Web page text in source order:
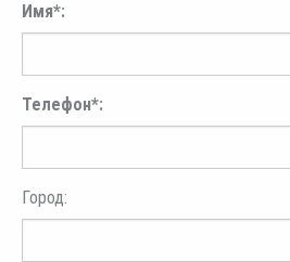
Имя*:
Телефон*:
Город: